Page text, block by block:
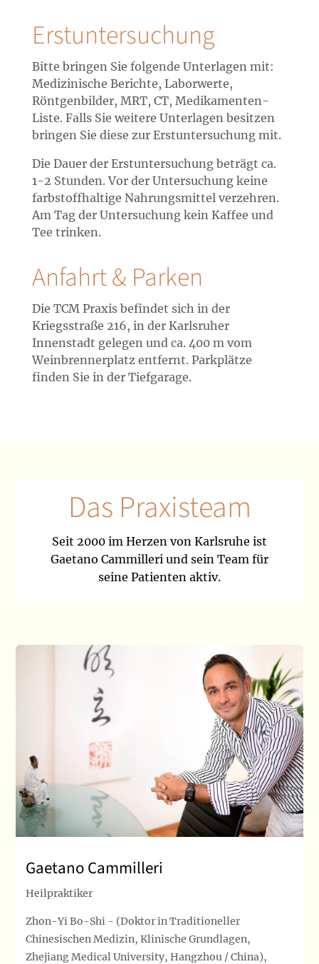
Erstuntersuchung
Bitte bringen Sie folgende Unterlagen mit:
Medizinische Berichte, Laborwerte,
Röntgenbilder, MRT, CT, Medikamenten-
Liste. Falls Sie weitere Unterlagen besitzen
bringen Sie diese zur Erstuntersuchung mit.
Die Dauer der Erstuntersuchung beträgt ca.
1-2 Stunden. Vor der Untersuchung keine
farbstoffhaltige Nahrungsmittel verzehren.
Am Tag der Untersuchung kein Kaffee und
Tee trinken.
Anfahrt & Parken
Die TCM Praxis befindet sich in der
Kriegsstraße 216, in der Karlsruher
Innenstadt gelegen und ca. 400 m vom
Weinbrennerplatz entfernt. Parkplätze
finden Sie in der Tiefgarage.
Das Praxisteam
Seit 2000 im Herzen von Karlsruhe ist
Gaetano Cammilleri und sein Team für
seine Patienten aktiv.
Gaetano Cammilleri
Heilpraktiker
Zhon-Yi Bo-Shi - (Doktor in Traditioneller
Chinesischen Medizin, Klinische Grundlagen,
Zhejiang Medical University, Hangzhou / China),